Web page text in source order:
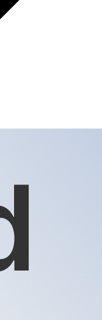
排行显示最热门的 钯
的货币代码为 XPD